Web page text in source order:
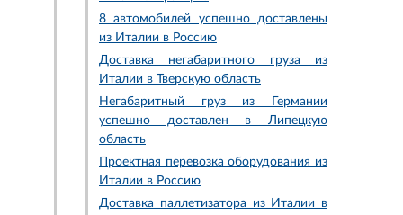
8 автомобилей успешно доставлены
из Италии в Россию
Доставка негабаритного груза из
Италии в Тверскую область
Негабаритный груз из Германии
успешно доставлен в Липецкую
область
Проектная перевозка оборудования из
Италии в Россию
Доставка паллетизатора из Италии в